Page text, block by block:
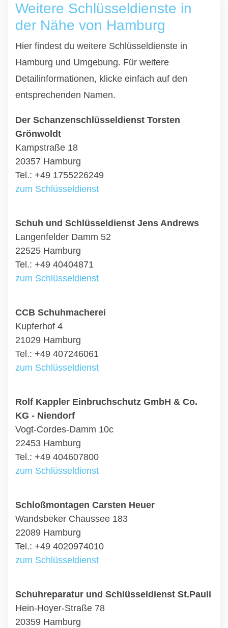
Weitere Schlüsseldienste in
der Nähe von Hamburg
Hier findest du weitere Schlüsseldienste in
Hamburg und Umgebung. Für weitere
Detailinformationen, klicke einfach auf den
entsprechenden Namen.
Der Schanzenschlüsseldienst Torsten
Grönwoldt
Kampstraße 18
20357 Hamburg
Tel.: +49 1755226249
zum Schlüsseldienst
Schuh und Schlüsseldienst Jens Andrews
Langenfelder Damm 52
22525 Hamburg
Tel.: +49 40404871
zum Schlüsseldienst
CCB Schuhmacherei
Kupferhof 4
21029 Hamburg
Tel.: +49 407246061
zum Schlüsseldienst
Rolf Kappler Einbruchschutz GmbH & Co.
KG - Niendorf
Vogt-Cordes-Damm 10c
22453 Hamburg
Tel.: +49 404607800
zum Schlüsseldienst
Schloßmontagen Carsten Heuer
Wandsbeker Chaussee 183
22089 Hamburg
Tel.: +49 4020974010
zum Schlüsseldienst
Schuhreparatur und Schlüsseldienst St.Pauli
Hein-Hoyer-Straße 78
20359 Hamburg